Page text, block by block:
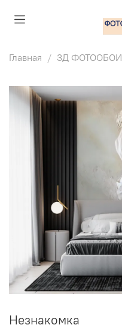
Главная 3Д ФОТООБОИ
Незнакомка